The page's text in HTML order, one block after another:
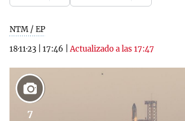
NTM / EP
18·11·23
17:46 |Actualizado a las 17:47
7